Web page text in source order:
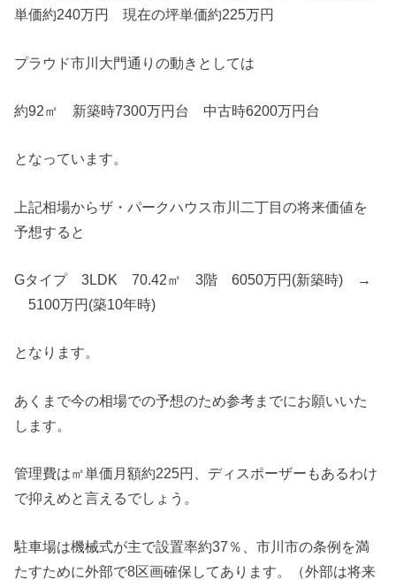
単価約240万円 現在の坪単価約225万円
プラウド市川大門通りの動きとしては
約92㎡ 新築時7300万円台 中古時6200万円台
となっています。
上記相場からザ・パークハウス市川二丁目の将来価値を
予想すると
Gタイプ 3LDK 70.42㎡ 3階 6050万円(新築時) →
5100万円(築10年時)
となります。
あくまで今の相場での予想のため参考までにお願いいた
します。
管理費は㎡単価月額約225円、ディスポーザーもあるわけ
で抑えめと言えるでしょう。
駐車場は機械式が主で設置率約37％、市川市の条例を満
たすために外部で8区画確保してあります。（外部は将来